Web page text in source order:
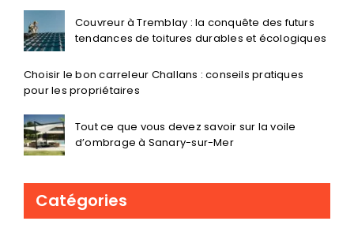
Couvreur à Tremblay : la conquête des futurs
tendances de toitures durables et écologiques
Choisir le bon carreleur Challans : conseils pratiques
pour les propriétaires
Tout ce que vous devez savoir sur la voile
d’ombrage à Sanary-sur-Mer
Catégories